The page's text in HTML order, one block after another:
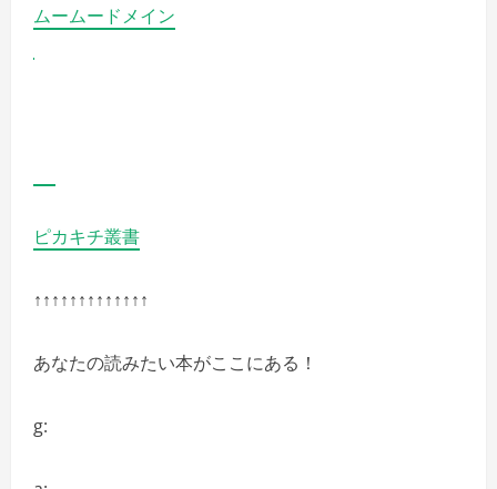
ムームードメイン
ピカキチ叢書
↑↑↑↑↑↑↑↑↑↑↑↑↑
あなたの読みたい本がここにある！
g: